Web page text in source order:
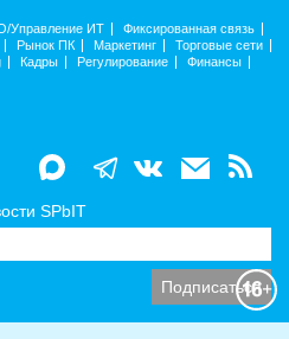
Управление ИТ
Фиксированная связь
Рынок ПК Маркетинг
Торговые сети
Кадры Регулирование
Финансы
SPbIT